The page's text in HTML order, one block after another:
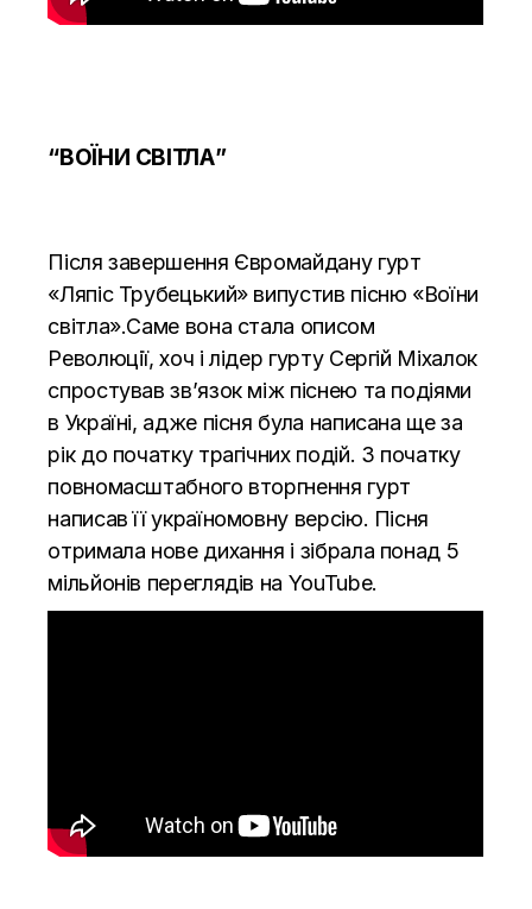
“ВОЇНИ СВІТЛА”
Після завершення Євромайдану гурт
«Ляпіс Трубецький» випустив пісню «Воїни
світла».Саме вона стала описом
Революції, хоч і лідер гурту Сергій Міхалок
спростував зв’язок між піснею та подіями
в Україні, адже пісня була написана ще за
рік до початку трагічних подій. З початку
повномасштабного вторгнення гурт
написав її україномовну версію. Пісня
отримала нове дихання і зібрала понад 5
мільйонів переглядів на YouTube.